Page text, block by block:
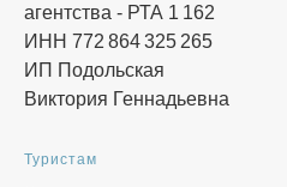
агентства - РТА 1 162
ИНН 772 864 325 265
ИП Подольская
Виктория Геннадьевна
Туристам